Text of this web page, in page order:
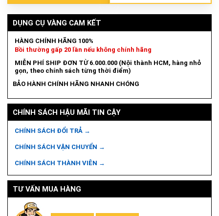
DỤNG CỤ VÀNG CAM KẾT
HÀNG CHÍNH HÃNG 100%
Bồi thường gấp 20 lần nếu không chính hãng
MIỄN PHÍ SHIP ĐƠN TỪ 6.000.000 (Nội thành HCM, hàng nhỏ
gọn, theo chính sách từng thời điểm)
BẢO HÀNH CHÍNH HÃNG NHANH CHÓNG
CHÍNH SÁCH HẬU MÃI TIN CẬY
CHÍNH SÁCH ĐỔI TRẢ →
CHÍNH SÁCH VẬN CHUYỂN →
CHÍNH SÁCH THÀNH VIÊN →
TƯ VẤN MUA HÀNG